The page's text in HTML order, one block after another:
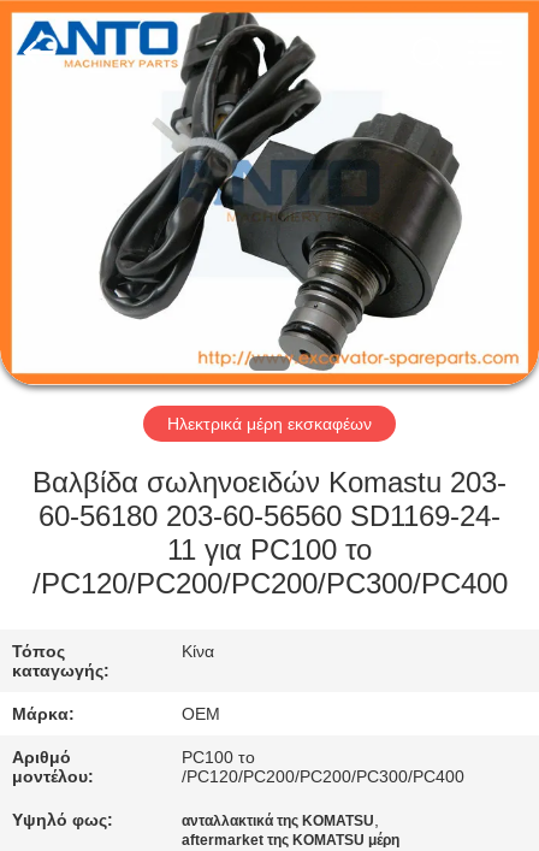
ΠΡΟΪΌΝΤΑ
ΠΕΡΊΠΟΥ
ΓΎΡΟΣ
ΕΡΓΟΣΤΑΣΊΩΝ
ΠΟΙΟΤΙΚΌΣ
SITEMAP
ΠΟΛΙΤΙΚΉ
ΑΠΟΡΡΉΤΟΥ
Machinery
Parts
Co.,Ltd..
Ηλεκτρικά μέρη εκσκαφέων
Βαλβίδα σωληνοειδών Komastu 203-
60-56180 203-60-56560 SD1169-24-
11 για PC100 το
/PC120/PC200/PC200/PC300/PC400
Τόπος
καταγωγής:
Κίνα
Μάρκα: OEM
Αριθμό
μοντέλου:
PC100 το
/PC120/PC200/PC200/PC300/PC400
Υψηλό φως: ανταλλακτικά της KOMATSU,
aftermarket της KOMATSU μέρη